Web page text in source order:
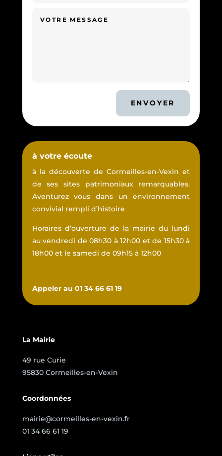
ENVOYER
à votre écoute
à la découverte de Cormeilles-en-Vexin et
de ses sites patrimoniaux remarquables.
Aventurez vous dans un environnement
convivial rempli d’histoire
Horaires d’ouverture de la mairie du lundi
au vendredi de 08h30 à 12h00 et de 15h30 à
18h00 et le samedi de 09h15 à 12h00
Appeler au 01 34 66 61 19
La Mairie
49 rue Curie
95830 Cormeilles-en-Vexin
Coordonnées
mairie@cormeilles-en-vexin.fr
01 34 66 61 19